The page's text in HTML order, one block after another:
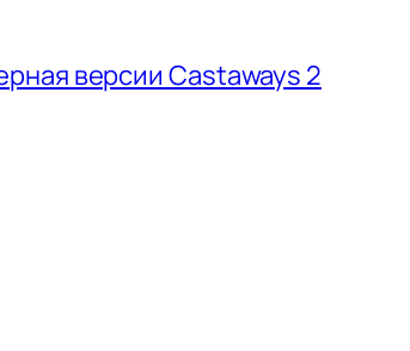
версии Castaways 2